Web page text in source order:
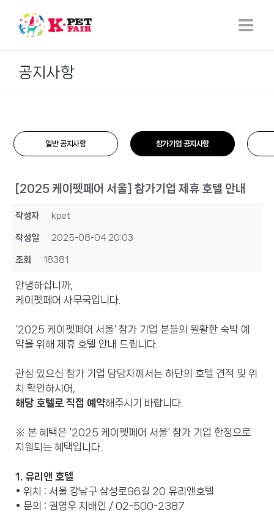
content
공지사항
일반 공지사항 참가기업 공지사항
[2025 케이펫페어 서울] 참가기업 제휴 호텔 안내
작성자 kpet
작성일 2025-08-04 20:03
조회 18381
안녕하십니까,
케이펫페어 사무국입니다.
'2025 케이펫페어 서울' 참가 기업 분들의 원활한 숙박 예
약을 위해 제휴 호텔 안내 드립니다.
관심 있으신 참가 기업 담당자께서는 하단의 호텔 견적 및 위
치 확인하시어,
해당 호텔로 직접 예약해주시기 바랍니다.
※ 본 혜택은 '2025 케이펫페어 서울' 참가 기업 한정으로
지원되는 혜택입니다.
1. 유리앤 호텔
• 위치 : 서울 강남구 삼성로96길 20 유리앤호텔
• 문의 : 권영우 지배인 / 02-500-2387